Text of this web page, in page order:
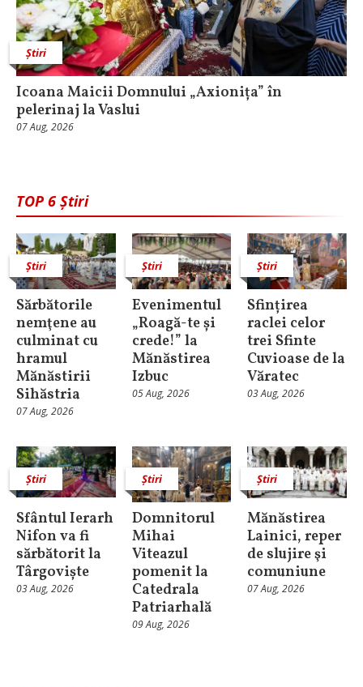
Știri
Icoana Maicii Domnului „Axionița” în
pelerinaj la Vaslui
07 Aug, 2026
TOP 6 Știri
Știri
Sărbătorile
nemţene au
culminat cu
hramul
Mănăstirii
Sihăstria
07 Aug, 2026
Știri
Evenimentul
„Roagă-te și
crede!” la
Mănăstirea
Izbuc
05 Aug, 2026
Știri
Sfințirea
raclei celor
trei Sfinte
Cuvioase de la
Văratec
03 Aug, 2026
Știri
Sfântul Ierarh
Nifon va fi
sărbătorit la
Târgoviște
03 Aug, 2026
Știri
Domnitorul
Mihai
Viteazul
pomenit la
Catedrala
Patriarhală
09 Aug, 2026
Știri
Mănăstirea
Lainici, reper
de slujire şi
comuniune
07 Aug, 2026